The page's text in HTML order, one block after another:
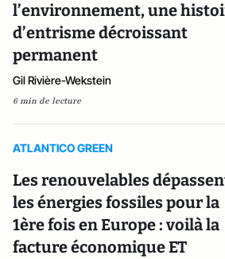
l’environnement, une
d’entrisme décroissant
permanent
Gil Rivière-Wekstein
6 min de lecture
ATLANTICO GREEN
Les renouvelables
les énergies fossiles pour la
1ère fois en Europe : voilà la
facture économique ET